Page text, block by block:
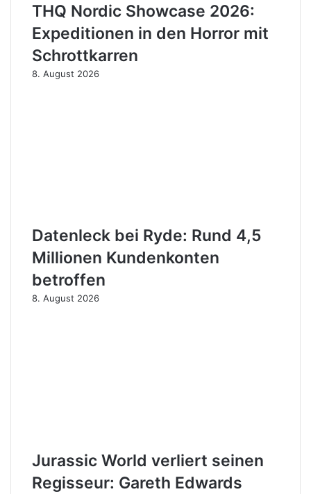
THQ Nordic Showcase 2026:
Expeditionen in den Horror mit
Schrottkarren
8. August 2026
Datenleck bei Ryde: Rund 4,5
Millionen Kundenkonten
betroffen
8. August 2026
Jurassic World verliert seinen
Regisseur: Gareth Edwards